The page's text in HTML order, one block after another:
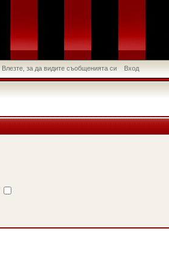
Влезте, за да видите съобщенията си Вход